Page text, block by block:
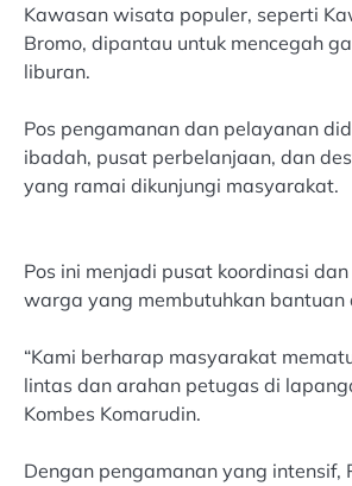
Kawasan wisata populer, seperti
Bromo, dipantau untuk mencegah
liburan.
Pos pengamanan dan pelayanan
ibadah, pusat perbelanjaan, dan
yang ramai dikunjungi masyarakat.
Pos ini menjadi pusat koordinasi
warga yang membutuhkan bantuan
“Kami berharap masyarakat
lintas dan arahan petugas di
Kombes Komarudin.
Dengan pengamanan yang intensif,